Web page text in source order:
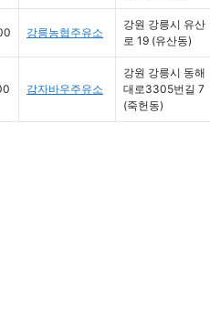
강릉농협주유소
강원 강릉시 유산
로 19 (유산동)
감자바우주유소
강원 강릉시 동해
대로3305번길 7
(죽헌동)